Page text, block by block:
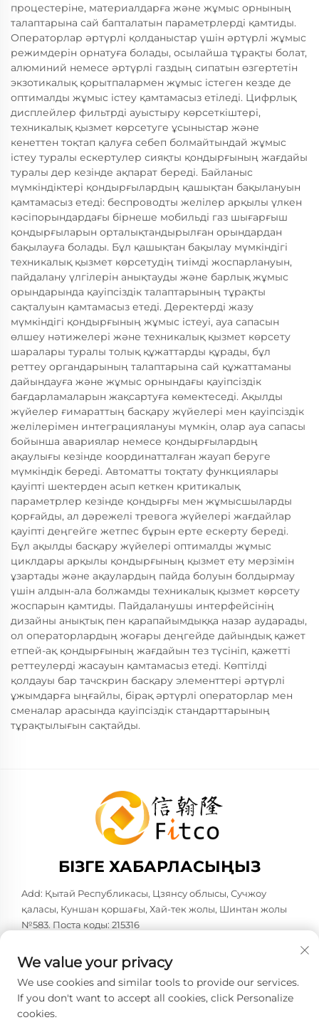
процестеріне, материалдарға және жұмыс орнының
талаптарына сай бапталатын параметрлерді қамтиды.
Операторлар әртүрлі қолданыстар үшін әртүрлі жұмыс
режимдерін орнатуға болады, осылайша тұрақты болат,
алюминий немесе әртүрлі газдың сипатын өзгертетін
экзотикалық қорытпалармен жұмыс істеген кезде де
оптималды жұмыс істеу қамтамасыз етіледі. Цифрлық
дисплейлер фильтрді ауыстыру көрсеткіштері,
техникалық қызмет көрсетуге ұсыныстар және
кенеттен тоқтап қалуға себеп болмайтындай жұмыс
істеу туралы ескертулер сияқты қондырғының жағдайы
туралы дер кезінде ақпарат береді. Байланыс
мүмкіндіктері қондырғылардың қашықтан бақылануын
қамтамасыз етеді: беспроводты желілер арқылы үлкен
кәсіпорындардағы бірнеше мобильді газ шығарғыш
қондырғыларын орталықтандырылған орындардан
бақылауға болады. Бұл қашықтан бақылау мүмкіндігі
техникалық қызмет көрсетудің тиімді жоспарлануын,
пайдалану үлгілерін анықтауды және барлық жұмыс
орындарында қауіпсіздік талаптарының тұрақты
сақталуын қамтамасыз етеді. Деректерді жазу
мүмкіндігі қондырғының жұмыс істеуі, ауа сапасын
өлшеу нәтижелері және техникалық қызмет көрсету
шаралары туралы толық құжаттарды құрады, бұл
реттеу органдарының талаптарына сай құжаттаманы
дайындауға және жұмыс орнындағы қауіпсіздік
бағдарламаларын жақсартуға көмектеседі. Ақылды
жүйелер ғимараттың басқару жүйелері мен қауіпсіздік
желілерімен интеграциялануы мүмкін, олар ауа сапасы
бойынша авариялар немесе қондырғылардың
ақаулығы кезінде координатталған жауап беруге
мүмкіндік береді. Автоматты тоқтату функциялары
қауіпті шектерден асып кеткен критикалық
параметрлер кезінде қондырғы мен жұмысшыларды
қорғайды, ал дәрежелі тревога жүйелері жағдайлар
қауіпті деңгейге жетпес бұрын ерте ескерту береді.
Бұл ақылды басқару жүйелері оптималды жұмыс
циклдары арқылы қондырғының қызмет ету мерзімін
ұзартады және ақаулардың пайда болуын болдырмау
үшін алдын-ала болжамды техникалық қызмет көрсету
жоспарын қамтиды. Пайдаланушы интерфейсінің
дизайны анықтық пен қарапайымдыққа назар аударады,
ол операторлардың жоғары деңгейде дайындық қажет
етпей-ақ қондырғының жағдайын тез түсініп, қажетті
реттеулерді жасауын қамтамасыз етеді. Көптілді
қолдауы бар тачскрин басқару элементтері әртүрлі
ұжымдарға ыңғайлы, бірақ әртүрлі операторлар мен
сменалар арасында қауіпсіздік стандарттарының
тұрақтылығын сақтайды.
БІЗГЕ ХАБАРЛАСЫҢЫЗ
Add: Қытай Республикасы, Цзянсу облысы, Сучжоу
қаласы, Куншан қоршағы, Хай-тек жолы, Шинтан жолы
№583. Поста коды: 215316
Электрондық пошта:
[email protected]
Copyright © 2026 Faith-Han Intelligent Technology Co., Ltd.
We value your privacy
We use cookies and similar tools to provide our services.
If you don't want to accept all cookies, click Personalize
cookies.